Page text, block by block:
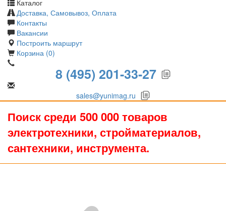
Каталог
Доставка, Самовывоз, Оплата
Контакты
Вакансии
Построить маршрут
Корзина (0)
8 (495) 201-33-27
sales@yunimag.ru
Поиск среди 500 000 товаров
электротехники, стройматериалов,
сантехники, инструмента.